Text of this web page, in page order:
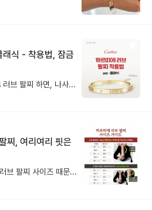
래식 - 착용법, 잠금
안녕하세요, 브릴러 여러분:) 🥰 러브 팔찌 하면, 나사를 스크루 드라이버로 잠그는 방식으로 유명한데요. 착용법 꿀팁부터, 러브 팔찌의 신형·구형 잠금장치 업그레이드 과정까지 페이브릴이 하나씩 알려드릴게요😉 ❤️ 러브 팔찌 착용법 1. 팔찌를 포개어 닫은 뒤 스크루 드라이버로 양쪽 나사를 조여주세요. 👉 나사는 꼭 끝까지 조여야 분실을 방지할 수 있어요. 2. 여기서 팁!✨ 드라이버에 PPF 필름을 감싸서 돌리면 나사 주변으로 스크래치가 생기지 않아요. (드라이버 때문에 기스 나면 진짜 속상하잖아요🥲) 만약 PPF 필름이 없다면, 집에서 쓰는 투명 테이프로 대신 감싸도 충분합니다. (PPF 필름이란, 잘 찢어지지 않는 투명 비닐 래퍼) 3. 처음에는 혼자 하기 조금 어렵지만, 부드러운 천 + PPF 필름만 있다면 혼자서 어렵지 않게 착용할 수 있어요👍 ❤️ 러브 팔찌 잠금장치 업그레이드 러브 팔찌는 시간이 지나면서 잠금 방식도 점점 더 편리하게 진화했어요. 크게 3번의 업그레이드가 있었답니다. 🔧 1세대 – 오리지널 나사형 양쪽 나사를 드라이버로 돌려 착용하는 가장 기본 버전 하지만 착용 중 나사가 빠지거나 분실되는 일이 많았어요😢 ✅ Upgrade 1 – 돼지코 디자인 신형 나사 • 나사를 풀어도 팔찌에서 완전히 빠지지 않도록 고정된 구조 • 구멍 두 개 뚫린 모양이 돼지코🐽 같아서 붙은 이름이에요. → 나사 분실 위험을 확 줄였던 버전! ✅ Upgrade 2 – 금속 캡 잠금장치 • 돼지코 위에 금속 캡을 덮은 형태 • 먼지 유입도 막고, 외관도 더 깔끔✨ → 지금 가장 많이 보이는 버전이에요! ✅ Upgrade 3 – 힌지 버전 잠금장치 • 한쪽은 나사, 한쪽은 힌지 구조 • 덕분에 혼자서도 착용 가능 🙌 → 자주 탈착하는 분들에게 특히 인기! 📌 이 힌지 버전은 클래식, 미듐, 스몰 모두 적용되고 있고, 특히 클래식 모델은 힌지 vs 기존 나사형 👉 두 가지 중 선택할 수 있답니다. __________________________________________________________ 💡 러브 팔찌 구매 예정이라면? 지금 보고 있는 제품이 어떤 잠금장치 버전인지 꼭 확인해보세요! 버전에 따라 착용 편의성이 꽤 달라지거든요🙂
찌, 여리여리 핏은
안녕하세요, 브릴러 여러분 :) 러브 팔찌 사이즈 때문에 고민 중이셨다면, 오늘 이 팁이 딱 도움이 되실 거예요!😊 페이브릴 구매 데이터와 커뮤니티 피드백을 살펴보니, 손목 둘레보다 +2cm 여유 있게 사이즈를 고르시는 분들이 가장 많았어요. 이 사이즈가 러브 뱅글 특유의 여리여리하고 뚝 떨어지는 핏을 가장 잘 살려준다는 리뷰도 정말 많았답니다. 💡 사이즈 고르는 팁: 손목둘레 + 2cm 💬 “러브는 여리여리하게 차야 제맛이죠. 핏이 딱 예뻐요!” 💬 “너무 꽉 끼지 않아서 편하고 좋아요~” 📌 예시로 볼게요! ✔️손목 14cm 👉 16호 추천 → 자연스럽고 부담 없는 핏이에요. ✔️손목 14.5cm 👉 17호 추천 → 여유 있는 핏 좋아하시면 이게 딱! → 만약 딱 붙는 착용감을 선호하신다면 16호도 OK! (단, 여름철에는 살짝 타이트하게 느껴질 수 있어요 🥲) 📏 측정 TIP 손목 둘레는 손목뼈 위아래 기준, 가장 두꺼운 부분을 cm 단위로 측정해 주세요. 중고 거래에서는 사이즈 선택이 가장 고민되는 부분이죠. 페이브릴은 실사용자 리뷰와 데이터를 바탕으로 브릴러분들의 현명한 선택을 응원하고 있어요! 앞으로도 꿀팁 가득한 콘텐츠로 돌아올게요 :)